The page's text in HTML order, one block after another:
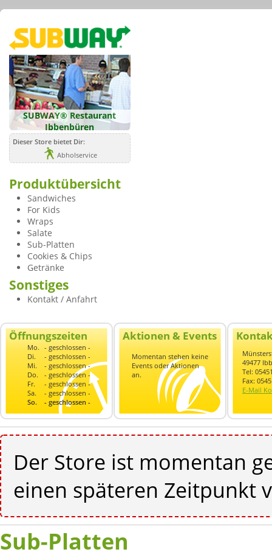
SUBWAY® Restaurant
Ibbenbüren
Dieser Store bietet Dir:
Abholservice
Produktübersicht
Sandwiches
For Kids
Wraps
Salate
Sub-Platten
Cookies & Chips
Getränke
Sonstiges
Kontakt / Anfahrt
Öffnungszeiten
Mo. - geschlossen -
Di.
- geschlossen -
Mi.
- geschlossen -
Do.
- geschlossen -
Fr.
- geschlossen -
Sa.
- geschlossen -
So.
- geschlossen -
Aktionen & Events
Momentan stehen keine
Events oder Aktionen
an.
49477
Tel:
Fax:
E-Mail
Der Store ist momentan
einen späteren Zeitpunkt
Sub-Platten